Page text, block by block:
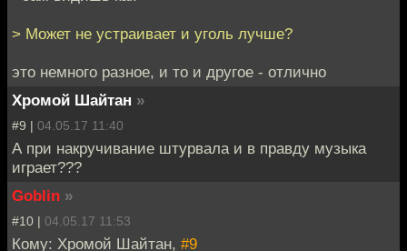
> Может не устраивает и уголь лучше?
это немного разное, и то и другое - отлично
Хромой Шайтан »
#9 | 04.05.17 11:40
А при накручивание штурвала и в правду музыка
играет???
Goblin »
#10 | 04.05.17 11:53
Кому: Хромой Шайтан, #9